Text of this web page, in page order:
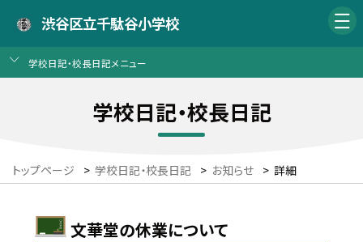
渋谷区立千駄谷小学校
学校日記・校長日記メニュー
学校日記・校長日記
トップページ > 学校日記・校長日記 > お知らせ > 詳細
文華堂の休業について